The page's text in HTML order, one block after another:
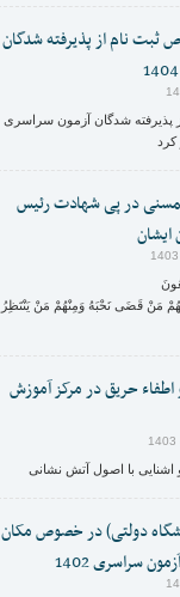
نام از پذیرفته شدگان
شدگان آزمون سراسری
در پی شهادت رئیس
مَنْ قَضَى نَحْبَهُ وَمِنْهُمْ مَنْ يَنْتَظِرُ
اطفاء حریق در مرکز آموزش
اشنایی با اصول آتش نشانی
دولتی) در خصوص مکان
سراسری 1402